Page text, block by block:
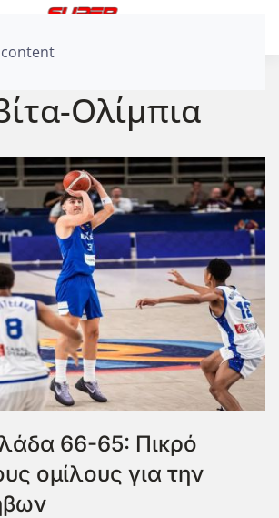
Ολίμπια
66-65: Πικρό
ομίλους για την